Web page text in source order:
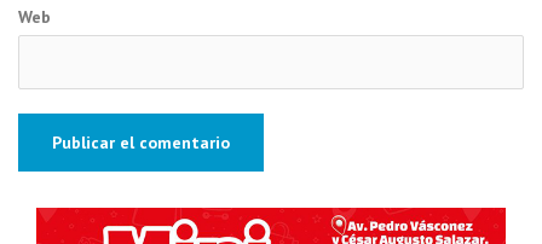
Web